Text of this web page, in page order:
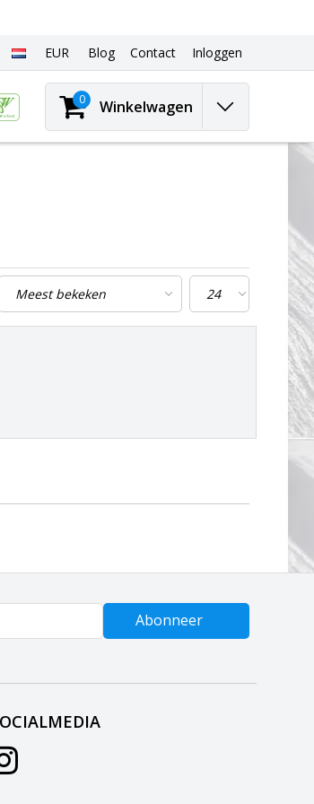
EUR Blog Contact Inloggen
0 Winkelwagen
Abonneer